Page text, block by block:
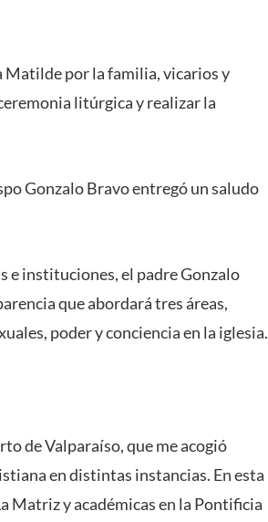
Matilde por la familia, vicarios y
litúrgica y realizar la
Gonzalo Bravo entregó un saludo
e instituciones, el padre Gonzalo
que abordará tres áreas,
poder y conciencia en la iglesia.
de Valparaíso, que me acogió
en distintas instancias. En esta
Matriz y académicas en la Pontificia